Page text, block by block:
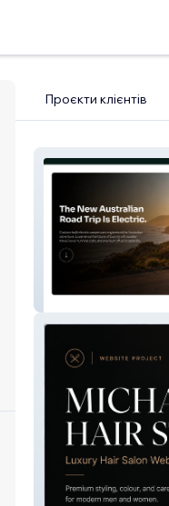
Проєкти клієнтів
Adventure EV